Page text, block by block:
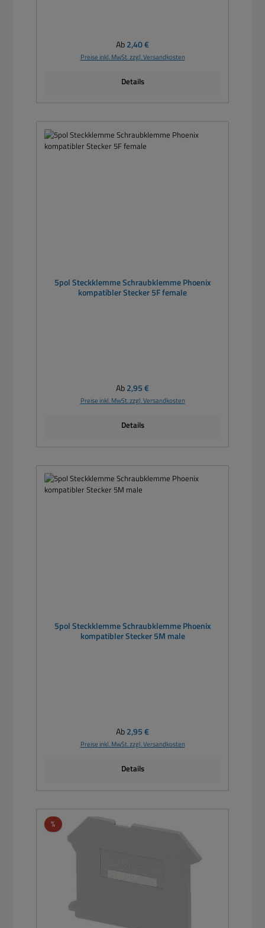
Regulärer Preis:
Ab2,40 €
Preise inkl. MwSt. zzgl. Versandkosten
Details
5pol Steckklemme Schraubklemme Phoenix
kompatibler Stecker 5F female
Regulärer Preis:
Ab2,95 €
Preise inkl. MwSt. zzgl. Versandkosten
Details
5pol Steckklemme Schraubklemme Phoenix
kompatibler Stecker 5M male
Regulärer Preis:
Ab2,95 €
Preise inkl. MwSt. zzgl. Versandkosten
Details
%Rabatt